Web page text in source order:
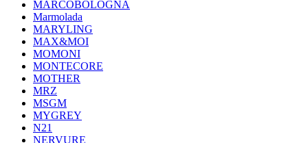
MARCOBOLOGNA
Marmolada
MARYLING
MAX&MOI
MOMONI
MONTECORE
MOTHER
MRZ
MSGM
MYGREY
N21
NERVURE